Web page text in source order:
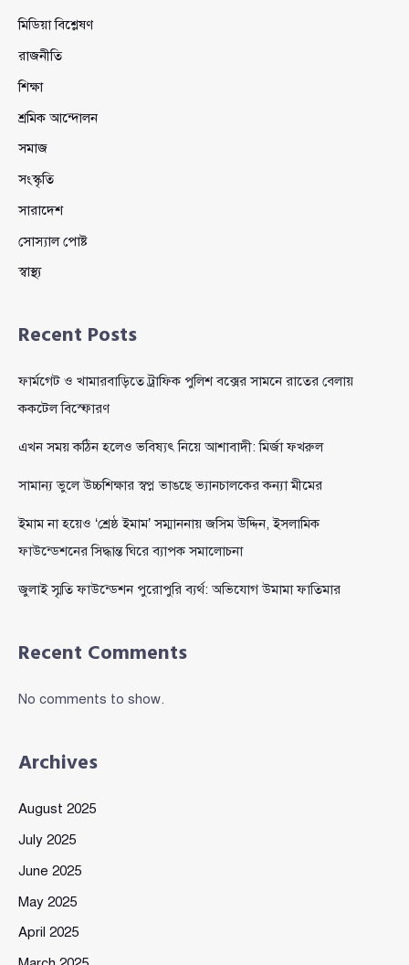
মিডিয়া বিশ্লেষণ
রাজনীতি
শিক্ষা
শ্রমিক আন্দোলন
সমাজ
সংস্কৃতি
সারাদেশ
সোস্যাল পোষ্ট
স্বাস্থ্য
Recent Posts
ফার্মগেট ও খামারবাড়িতে ট্রাফিক পুলিশ বক্সের সামনে রাতের বেলায়
ককটেল বিস্ফোরণ
এখন সময় কঠিন হলেও ভবিষ্যৎ নিয়ে আশাবাদী: মির্জা ফখরুল
সামান্য ভুলে উচ্চশিক্ষার স্বপ্ন ভাঙছে ভ্যানচালকের কন্যা মীমের
ইমাম না হয়েও ‘শ্রেষ্ঠ ইমাম’ সম্মাননায় জসিম উদ্দিন, ইসলামিক
ফাউন্ডেশনের সিদ্ধান্ত ঘিরে ব্যাপক সমালোচনা
জুলাই স্মৃতি ফাউন্ডেশন পুরোপুরি ব্যর্থ: অভিযোগ উমামা ফাতিমার
Recent Comments
No comments to show.
Archives
August 2025
July 2025
June 2025
May 2025
April 2025